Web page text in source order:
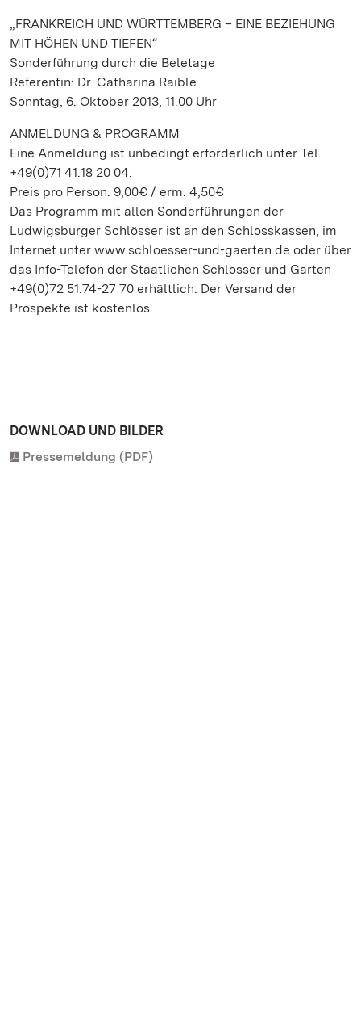
„FRANKREICH UND WÜRTTEMBERG – EINE BEZIEHUNG
MIT HÖHEN UND TIEFEN“
Sonderführung durch die Beletage
Referentin: Dr. Catharina Raible
Sonntag, 6. Oktober 2013, 11.00 Uhr
ANMELDUNG & PROGRAMM
Eine Anmeldung ist unbedingt erforderlich unter Tel.
+49(0)71 41.18 20 04.
Preis pro Person: 9,00€ / erm. 4,50€
Das Programm mit allen Sonderführungen der
Ludwigsburger Schlösser ist an den Schlosskassen, im
Internet unter www.schloesser-und-gaerten.de oder über
das Info-Telefon der Staatlichen Schlösser und Gärten
+49(0)72 51.74-27 70 erhältlich. Der Versand der
Prospekte ist kostenlos.
DOWNLOAD UND BILDER
Pressemeldung (PDF)